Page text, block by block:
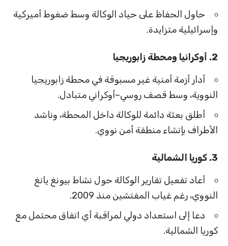
حاول الحفاظ على حياد الوكالة وسط ضغوط أميركية
وإسرائيلية متزايدة.
2. أوكرانيا ومحطة زابوريجيا
أدار أزمة أمنية غير مسبوقة في محطة زابوريجيا
النووية، وسط قصف روسي–أوكراني متبادل.
أطلق بعثة دائمة للوكالة داخل المحطة، وناشد
الأطراف بإنشاء منطقة أمن نووي.
3. كوريا الشمالية
أعاد تفعيل تقارير الوكالة حول نشاط بيونغ يانغ
النووي، رغم غياب المفتشين منذ 2009.
دعا إلى استعداد دولي لمراقبة أي اتفاق محتمل مع
كوريا الشمالية.